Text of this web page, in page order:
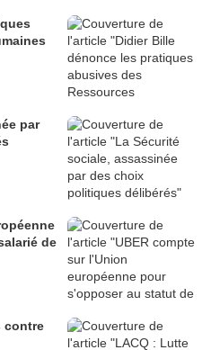
par
de
contre